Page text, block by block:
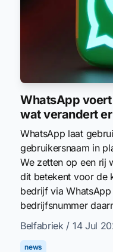
WhatsApp
wat verandert
WhatsApp laat
gebruikersnaam in
We zetten op een rij
dit betekent voor de
bedrijf via
bedrijfsnummer
Belfabriek / 14 Jul
news